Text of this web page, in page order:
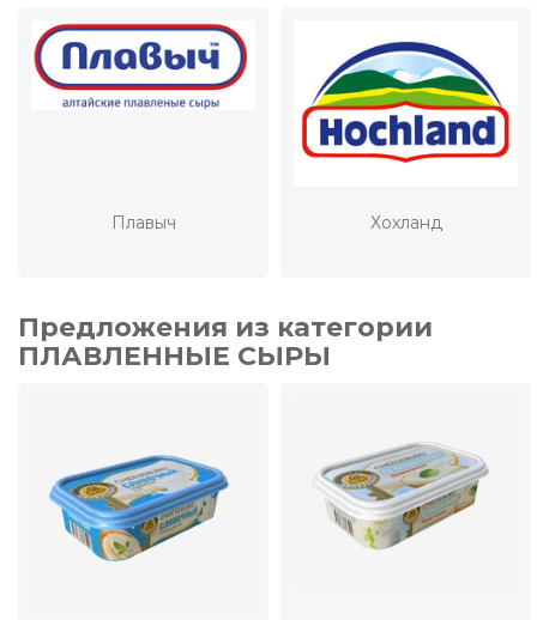
Плавыч Хохланд
Предложения из категории
ПЛАВЛЕННЫЕ СЫРЫ